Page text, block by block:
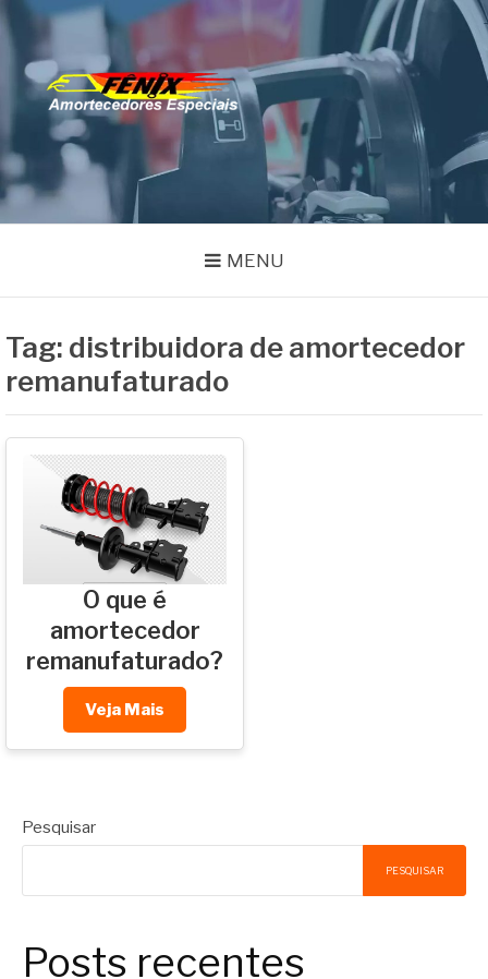
Pular
conteúdo
FENIX
AMORTECEDORES
Especialistas em Remanufatura de Amortecedores
MENU
Tag: distribuidora de amortecedor
remanufaturado
O que é
amortecedor
remanufaturado?
Veja Mais
Pesquisar
PESQUISAR
Posts recentes